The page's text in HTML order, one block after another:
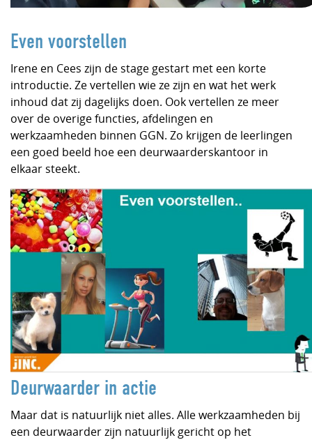
Even voorstellen
Irene en Cees zijn de stage gestart met een korte
introductie. Ze vertellen wie ze zijn en wat het werk
inhoud dat zij dagelijks doen. Ook vertellen ze meer
over de overige functies, afdelingen en
werkzaamheden binnen GGN. Zo krijgen de leerlingen
een goed beeld hoe een deurwaarderskantoor in
elkaar steekt.
Deurwaarder in actie
Maar dat is natuurlijk niet alles. Alle werkzaamheden bij
een deurwaarder zijn natuurlijk gericht op het